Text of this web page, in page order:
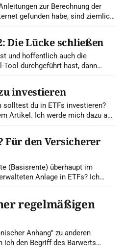
zur Berechnung der
gefunden habe, sind ziemlich
kannst und gebe dir auch einen
mit dem du die Schätzung für
Die Lücke schließen
und hoffentlich auch die
Tool durchgeführt hast, dann
erfährst du in diesem Artikel. Mit
du auch deine benötigte Sparrate
investieren
solltest du in ETFs investieren?
Artikel. Ich werde mich dazu auf
Informiere dich daher gut, da
Für den Versicherer
(Basisrente) überhaupt im
Anlage in ETFs? Ich
Dabei berücksichtige ich die
der Rürup.
regelmäßigen
Anhang" zu anderen
ich den Begriff des Barwerts